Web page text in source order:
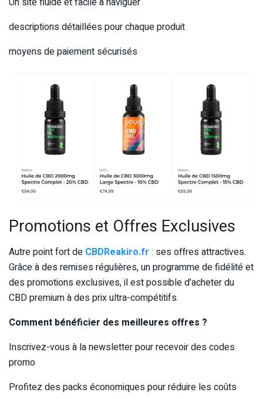
descriptions détaillées pour chaque produit
moyens de paiement sécurisés
Promotions et Offres Exclusives
Autre point fort de CBDReakiro.fr : ses offres attractives.
Grâce à des remises régulières, un programme de fidélité et
des promotions exclusives, il est possible d’acheter du
CBD premium à des prix ultra-compétitifs.
Comment bénéficier des meilleures offres ?
Inscrivez-vous à la newsletter pour recevoir des codes
promo
Profitez des packs économiques pour réduire les coûts